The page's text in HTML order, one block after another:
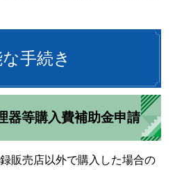
手続き
器等購入費補助金申請
販売店以外で購入した場合の